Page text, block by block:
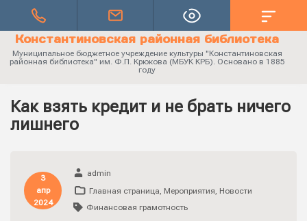
Константиновская районная библиотека
Муниципальное бюджетное учреждение культуры "Константиновская
районная библиотека" им. Ф.П. Крюкова (МБУК КРБ). Основано в 1885
году
Как взять кредит и не брать ничего
лишнего
3
апр
2024
admin
Главная страница, Мероприятия, Новости
Финансовая грамотность